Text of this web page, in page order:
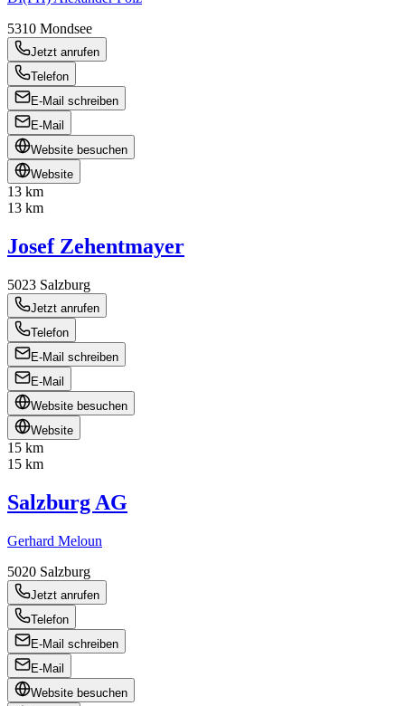
5310 Mondsee
Jetzt anrufen
Telefon
E-Mail schreiben
E-Mail
Website besuchen
Website
13 km
13 km
Josef Zehentmayer
5023 Salzburg
Jetzt anrufen
Telefon
E-Mail schreiben
E-Mail
Website besuchen
Website
15 km
15 km
Salzburg AG
Gerhard Meloun
5020 Salzburg
Jetzt anrufen
Telefon
E-Mail schreiben
E-Mail
Website besuchen